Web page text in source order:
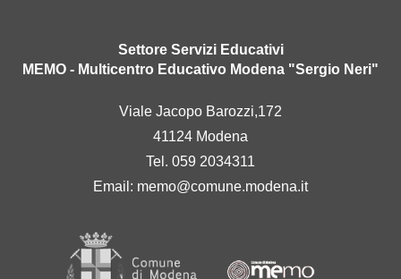
Settore Servizi Educativi
MEMO - Multicentro Educativo Modena "Sergio Neri"
Viale Jacopo Barozzi,172
41124 Modena
Tel. 059 2034311
Email: memo@comune.modena.it